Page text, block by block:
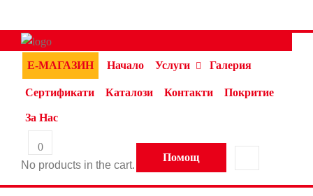
Е-МАГАЗИН Начало Услуги Галерия
Сертификати Каталози Контакти Покритие
За Нас
0
No products in the cart.
Помощ